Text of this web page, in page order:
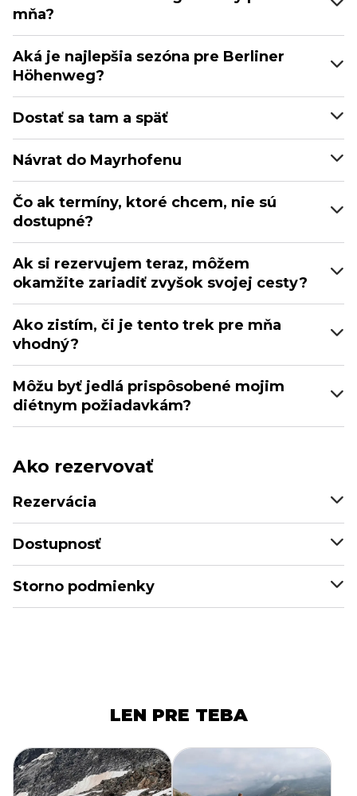
mňa?
Aká je najlepšia sezóna pre Berliner
Höhenweg?
Dostať sa tam a späť
Návrat do Mayrhofenu
Čo ak termíny, ktoré chcem, nie sú
dostupné?
Ak si rezervujem teraz, môžem
okamžite zariadiť zvyšok svojej cesty?
Ako zistím, či je tento trek pre mňa
vhodný?
Môžu byť jedlá prispôsobené mojim
diétnym požiadavkám?
Ako rezervovať
Rezervácia
Dostupnosť
Storno podmienky
LEN PRE TEBA